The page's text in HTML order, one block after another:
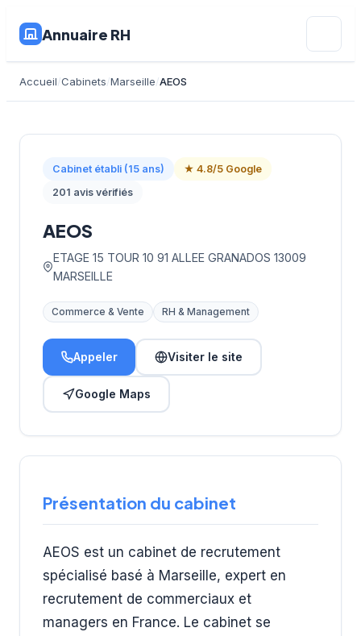
Annuaire RH
Accueil Cabinets Marseille AEOS
Cabinet établi (15 ans)
★ 4.8/5 Google
201 avis vérifiés
AEOS
ETAGE 15 TOUR 10 91 ALLEE GRANADOS 13009
MARSEILLE
Commerce & Vente RH & Management
Appeler Visiter le site
Google Maps
Présentation du cabinet
AEOS est un cabinet de recrutement
spécialisé basé à Marseille, expert en
recrutement de commerciaux et
managers en France. Le cabinet se